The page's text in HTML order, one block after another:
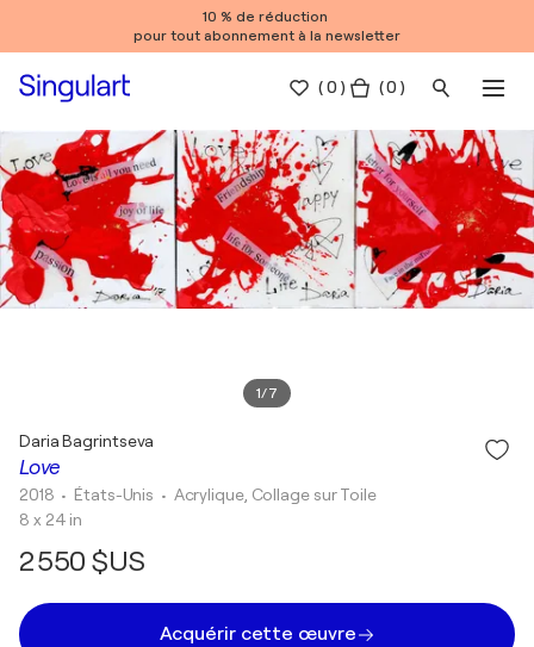
10 % de réduction
pour tout abonnement à la newsletter
(0 ) ( 0 )
1/7
Love
Daria Bagrintseva
2018 • États-Unis • Acrylique, Collage sur Toile
8 x 24 in
2 550 $US
Acquérir cette œuvre